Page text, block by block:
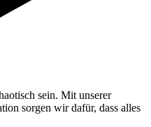
sein. Mit unserer
sorgen wir dafür, dass alles